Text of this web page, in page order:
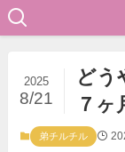
どう
７ヶ
2025
8/21
弟チルチル